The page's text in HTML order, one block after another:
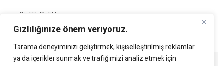
Gizliliğinize önem veriyoruz.
Tarama deneyiminizi geliştirmek, kişiselleştirilmiş reklamlar
ya da içerikler sunmak ve trafiğimizi analiz etmek için
Gizlilik Politikası
GÖNÜLLÜ EDİTÖRÜMÜZ OL